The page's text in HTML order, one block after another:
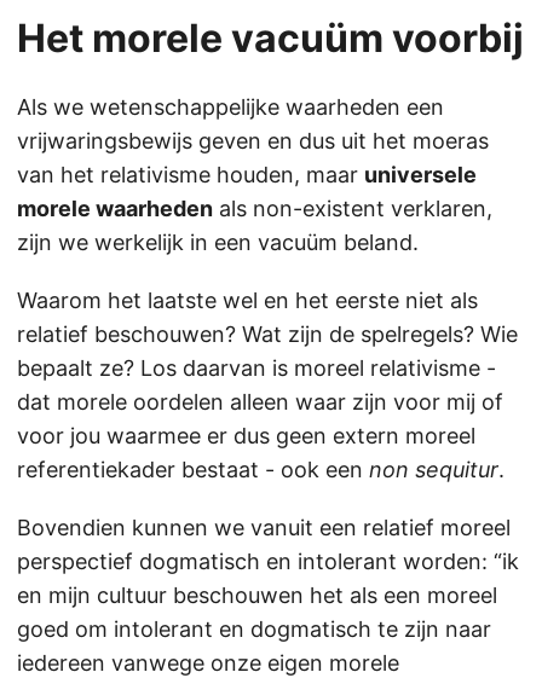
Het morele vacuüm voorbij
Als we wetenschappelijke waarheden een
vrijwaringsbewijs geven en dus uit het moeras
van het relativisme houden, maar universele
morele waarheden als non-existent verklaren,
zijn we werkelijk in een vacuüm beland.
Waarom het laatste wel en het eerste niet als
relatief beschouwen? Wat zijn de spelregels? Wie
bepaalt ze? Los daarvan is moreel relativisme -
dat morele oordelen alleen waar zijn voor mij of
voor jou waarmee er dus geen extern moreel
referentiekader bestaat - ook een non sequitur.
Bovendien kunnen we vanuit een relatief moreel
perspectief dogmatisch en intolerant worden: “ik
en mijn cultuur beschouwen het als een moreel
goed om intolerant en dogmatisch te zijn naar
iedereen vanwege onze eigen morele